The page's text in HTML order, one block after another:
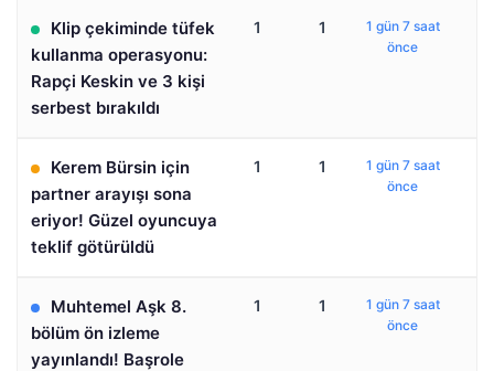
Klip çekiminde tüfek
kullanma operasyonu:
Rapçi Keskin ve 3 kişi
serbest bırakıldı
1 1
1 gün 7 saat
önce
Kerem Bürsin için
partner arayışı sona
eriyor! Güzel oyuncuya
teklif götürüldü
1 1
1 gün 7 saat
önce
Muhtemel Aşk 8.
bölüm ön izleme
yayınlandı! Başrole
1 1
1 gün 7 saat
önce